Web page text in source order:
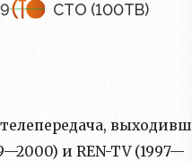
СТО (100ТВ)
и REN-TV (1997—